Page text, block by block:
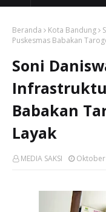
Beranda Kota Bandung
Puskesmas Babakan
Soni
Babakan
Layak
MEDIA SAKSI